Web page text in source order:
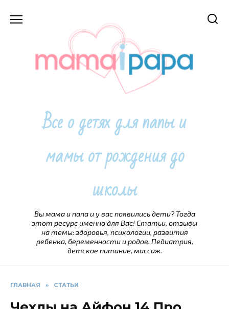
Все о детях для папы и
мамы от рождения до
школы
Вы мама и папа и у вас появились дети? Тогда
этот ресурс именно для Вас! Статьи, отзывы
на темы: здоровья, психологии, развития
ребенка, беременности и родов. Педиатрия,
детское питание, массаж.
ГЛАВНАЯ » СТАТЬИ